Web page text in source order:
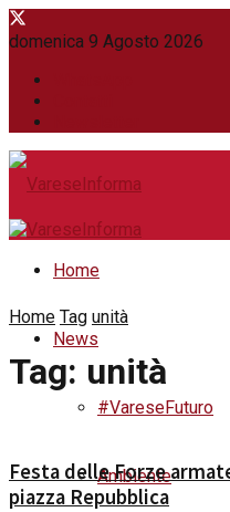
domenica 9 Agosto 2026
Home
News
#VareseFuturo
Ambiente
Home Tag unità
Tag: unità
Festa delle Forze
piazza Repubblica